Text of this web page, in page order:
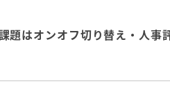
題はオンオフ切り替え・人事